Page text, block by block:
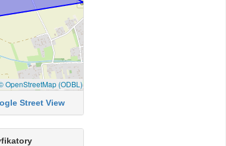
OpenStreetMap (ODBL)
Street View